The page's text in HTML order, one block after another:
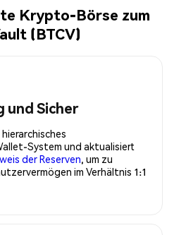
Krypto-Börse zum
(BTCV)
und Sicher
System und aktualisiert
der Reserven, um zu
im Verhältnis 1:1